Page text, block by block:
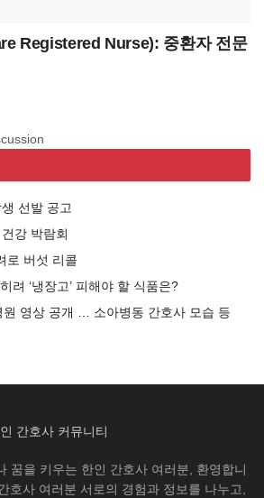
Registered Nurse): 중환자 전문
선발 공고
강 박람회
로 버섯 리콜
려 ‘냉장고’ 피해야 할 식품은?
원 영상 공개 … 소아병동 간호사 모습 등
꿈을 키우는 한인 간호사 여러분, 환영합니
호사 여러분 서로의 경험과 정보를 나누고,